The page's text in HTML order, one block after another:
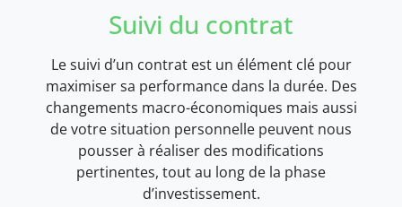
Suivi du contrat
Le suivi d’un contrat est un élément clé pour
maximiser sa performance dans la durée. Des
changements macro-économiques mais aussi
de votre situation personnelle peuvent nous
pousser à réaliser des modifications
pertinentes, tout au long de la phase
d’investissement.